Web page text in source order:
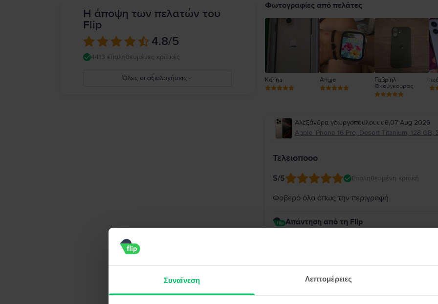
Συναίνεση Λεπτομέρειες
Η άποψη των πελατών του
Flip
4.8/5
4413 επαληθευμένες κριτικές
Όλες οι αξιολογήσεις
Φωτογραφίες από πελάτες
Korina Angie
Γαβριηλ
Φκουγκουρας
Αλεξάνδρα γεωργοπουλουυυθ,07 Aug 2026
Apple iPhone 16 Pro, Desert Titanium, 128 GB,
Τελειοποοο
5/5 Επαληθευμένη κριτική
Φοβερό όλα όπως την περιγραφή
Απάντηση από τη Flip
Σας ευχαριστούμε θερμά για την υπέροχη
iPhone 16 Pro ανταποκρίθηκε πλήρως στην
την αγορά σας. Σας ευχαριστούμε για την